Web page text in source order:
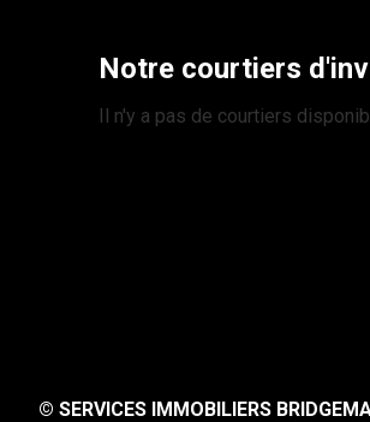
Notre courtiers
Il n'y a pas de courtiers
© SERVICES IMMOBILIERS